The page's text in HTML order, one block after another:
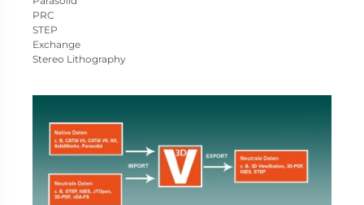
PRC
STEP
Exchange
Stereo Lithography